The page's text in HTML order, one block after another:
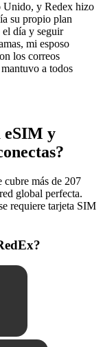
Unido, y Redex hizo
su propio plan
día y seguir
mi esposo
los correos
a todos
eSIM y
cubre más de 207
global perfecta.
requiere tarjeta SIM